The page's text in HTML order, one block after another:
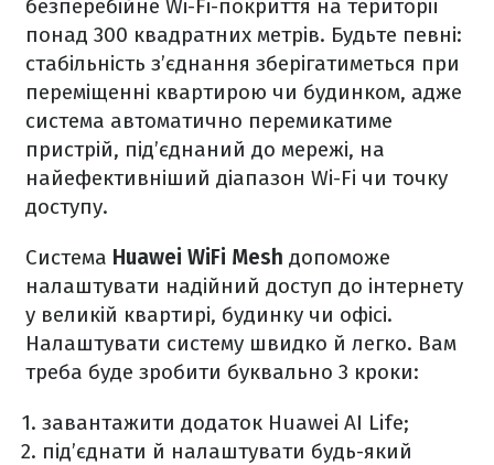
безперебійне Wi-Fi-покриття на території
понад 300 квадратних метрів. Будьте певні:
стабільність з’єднання зберігатиметься при
переміщенні квартирою чи будинком, адже
система автоматично перемикатиме
пристрій, під’єднаний до мережі, на
найефективніший діапазон Wi-Fi чи точку
доступу.
Система Huawei WiFi Mesh допоможе
налаштувати надійний доступ до інтернету
у великій квартирі, будинку чи офісі.
Налаштувати систему швидко й легко. Вам
треба буде зробити буквально 3 кроки:
завантажити додаток Huawei AI Life;
під’єднати й налаштувати будь-який